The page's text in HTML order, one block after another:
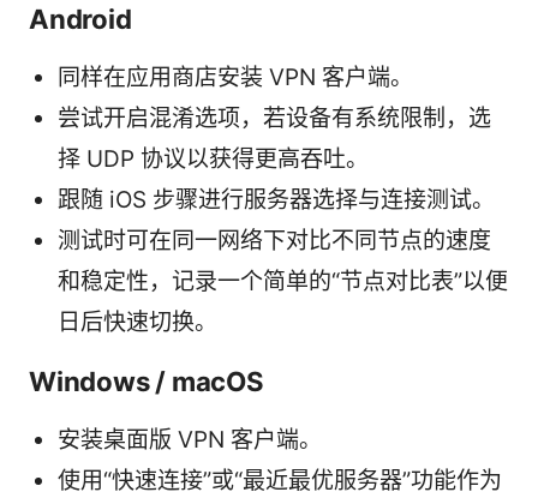
Android
同样在应用商店安装 VPN 客户端。
尝试开启混淆选项，若设备有系统限制，选
择 UDP 协议以获得更高吞吐。
跟随 iOS 步骤进行服务器选择与连接测试。
测试时可在同一网络下对比不同节点的速度
和稳定性，记录一个简单的“节点对比表”以便
日后快速切换。
Windows / macOS
安装桌面版 VPN 客户端。
使用“快速连接”或“最近最优服务器”功能作为